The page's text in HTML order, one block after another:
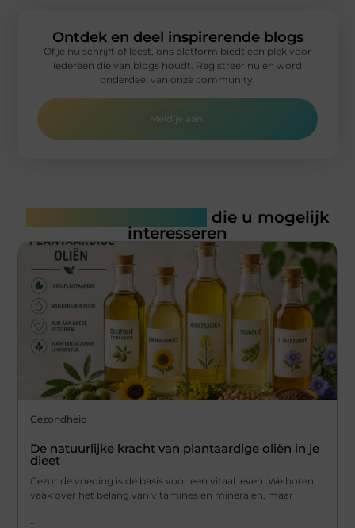
Ontdek en deel inspirerende blogs
Of je nu schrijft of leest, ons platform biedt een plek voor
iedereen die van blogs houdt. Registreer nu en word
onderdeel van onze community.
Meld je aan!
die u mogelijk
interesseren
Gezondheid
De natuurlijke kracht van plantaardige oliën in je
dieet
Gezonde voeding is de basis voor een vitaal leven. We horen
vaak over het belang van vitamines en mineralen, maar
...